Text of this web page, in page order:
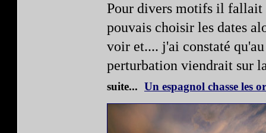
Pour divers motifs il fallait
pouvais choisir les dates
voir et.... j'ai constaté
perturbation viendrait sur
suite... Un espagnol chasse les